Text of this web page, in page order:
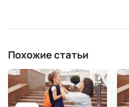
Похожие статьи